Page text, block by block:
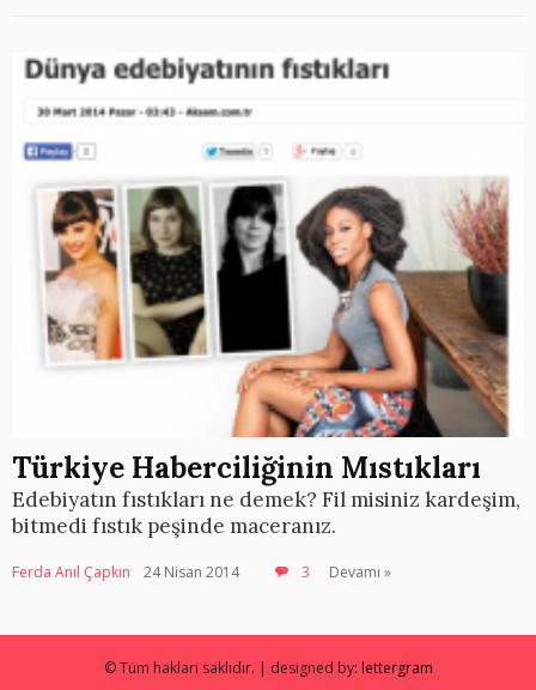
Türkiye Haberciliğinin Mıstıkları
Edebiyatın fıstıkları ne demek? Fil misiniz kardeşim,
bitmedi fıstık peşinde maceranız.
Ferda Anıl Çapkın 24 Nisan 2014 3 Devamı »
© Tüm hakları saklıdır. | designed by: lettergram